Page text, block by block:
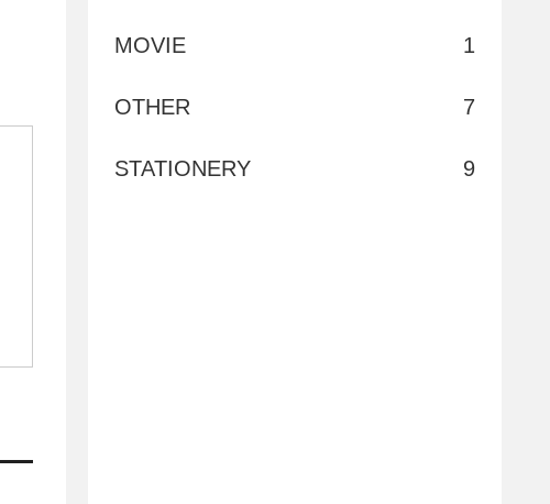
MOVIE 1
OTHER 7
STATIONERY 9